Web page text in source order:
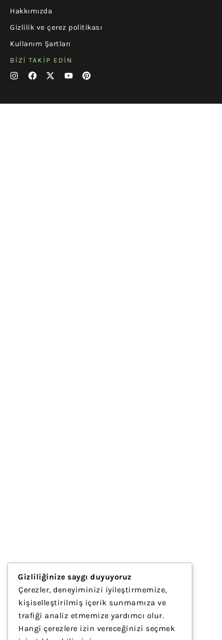
Hakkımızda
Gizlilik ve çerez politikası
Kullanım Şartları
BIZI TAKIP EDIN
Gizliliğinize saygı duyuyoruz
Çerezler, deneyiminizi iyileştirmemize,
kişiselleştirilmiş içerik sunmamıza ve
trafiği analiz etmemize yardımcı olur.
Hangi çerezlere izin vereceğinizi seçmek